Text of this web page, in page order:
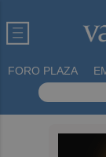
FORO PLAZA